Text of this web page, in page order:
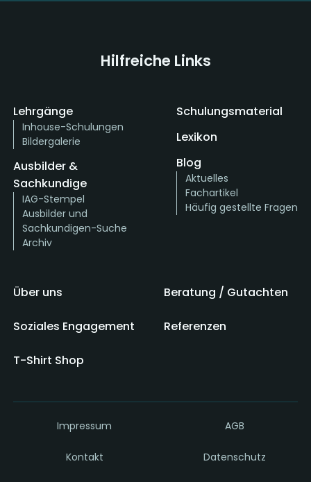
Hilfreiche Links
Lehrgänge
Inhouse-Schulungen
Bildergalerie
Ausbilder &
Sachkundige
IAG-Stempel
Ausbilder und
Sachkundigen-Suche
Archiv
Schulungsmaterial
Lexikon
Blog
Aktuelles
Fachartikel
Häufig gestellte Fragen
Über uns Beratung / Gutachten
Soziales Engagement Referenzen
T-Shirt Shop
Impressum AGB
Kontakt Datenschutz